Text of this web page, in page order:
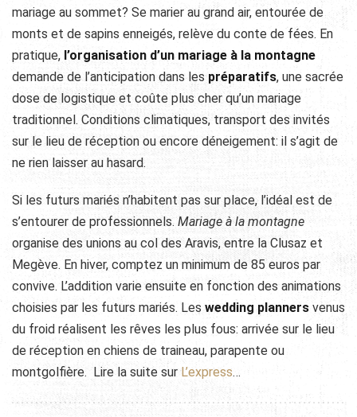
mariage au sommet? Se marier au grand air, entourée de
monts et de sapins enneigés, relève du conte de fées. En
pratique, l’organisation d’un mariage à la montagne
demande de l’anticipation dans lespréparatifs, une sacrée
dose de logistique et coûte plus cher qu’un mariage
traditionnel. Conditions climatiques, transport des invités
sur le lieu de réception ou encore déneigement: il s’agit de
ne rien laisser au hasard.
Si les futurs mariés n’habitent pas sur place, l’idéal est de
s’entourer de professionnels. Mariage à la montagne
organise des unions au col des Aravis, entre la Clusaz et
Megève. En hiver, comptez un minimum de 85 euros par
convive. L’addition varie ensuite en fonction des animations
choisies par les futurs mariés. Les wedding planners venus
du froid réalisent les rêves les plus fous: arrivée sur le lieu
de réception en chiens de traineau, parapente ou
montgolfière. Lire la suite surL’express…